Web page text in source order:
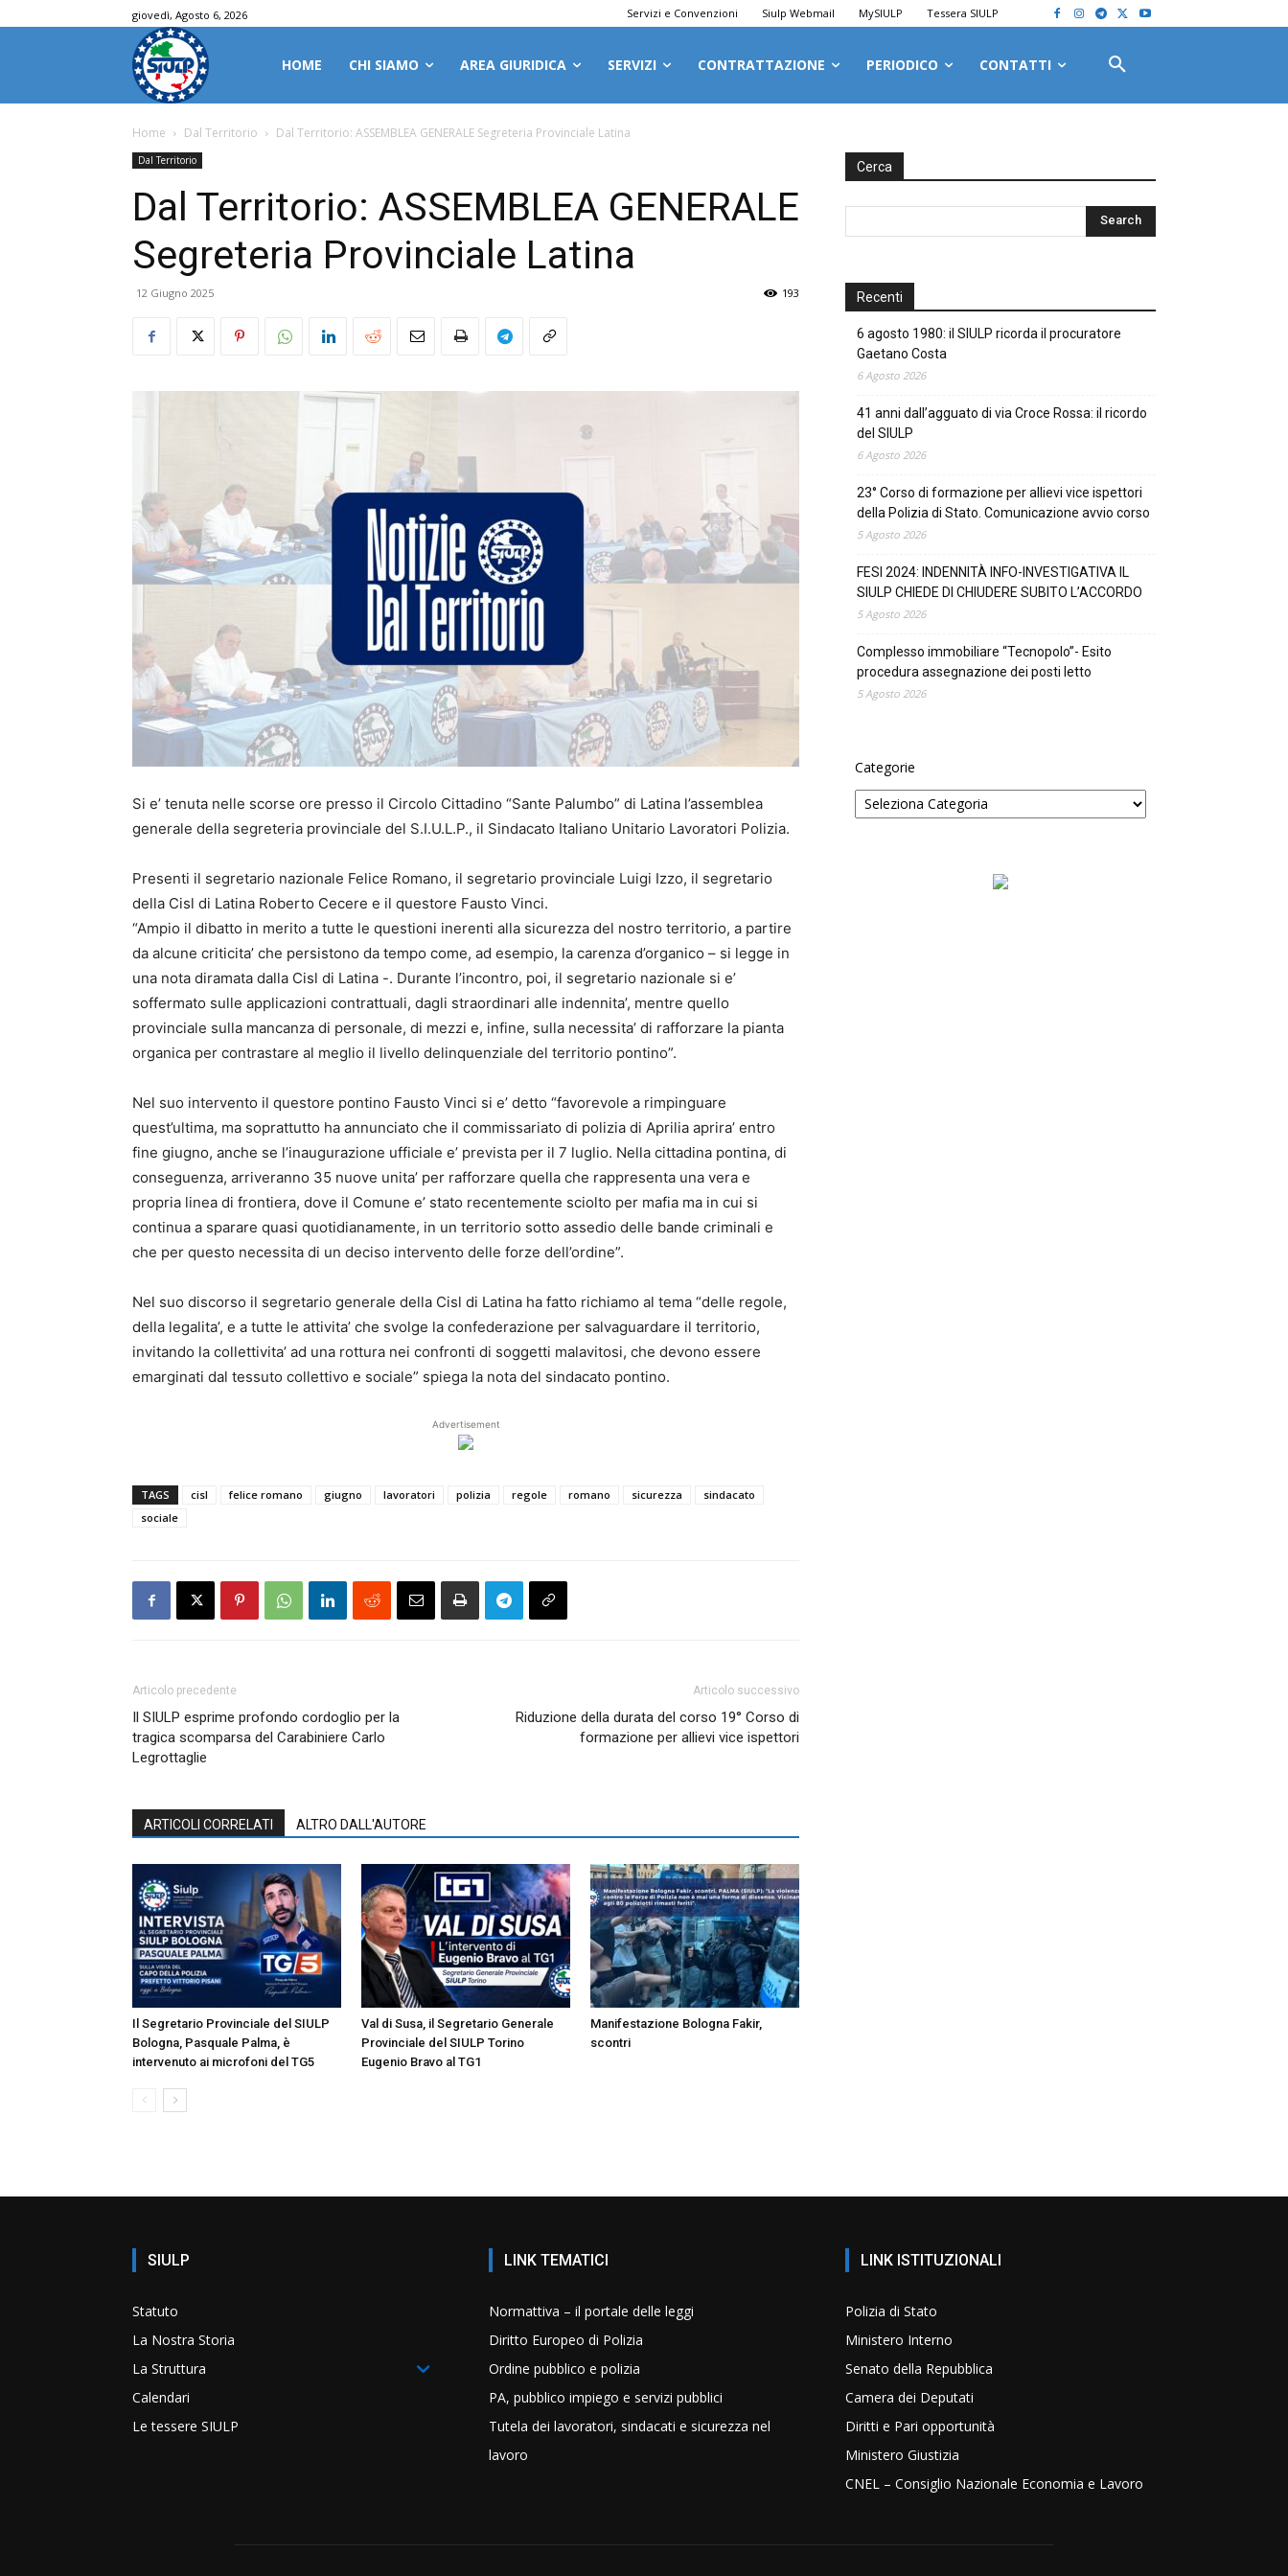
giovedì, Agosto 6, 2026 Servizi e Convenzioni Siulp Webmail MySIULP Tessera SIULP
HOME CHI SIAMO AREA GIURIDICA SERVIZI CONTRATTAZIONE PERIODICO CONTATTI
Home Dal Territorio Dal Territorio: ASSEMBLEA GENERALE Segreteria Provinciale Latina
Dal Territorio
Dal Territorio: ASSEMBLEA GENERALE
Segreteria Provinciale Latina
12 Giugno 2025 193
Si e’ tenuta nelle scorse ore presso il Circolo Cittadino “Sante Palumbo” di Latina l’assemblea
generale della segreteria provinciale del S.I.U.L.P., il Sindacato Italiano Unitario Lavoratori Polizia.
Presenti il segretario nazionale Felice Romano, il segretario provinciale Luigi Izzo, il segretario
della Cisl di Latina Roberto Cecere e il questore Fausto Vinci.
“Ampio il dibatto in merito a tutte le questioni inerenti alla sicurezza del nostro territorio, a partire
da alcune criticita’ che persistono da tempo come, ad esempio, la carenza d’organico – si legge in
una nota diramata dalla Cisl di Latina -. Durante l’incontro, poi, il segretario nazionale si e’
soffermato sulle applicazioni contrattuali, dagli straordinari alle indennita’, mentre quello
provinciale sulla mancanza di personale, di mezzi e, infine, sulla necessita’ di rafforzare la pianta
organica per contrastare al meglio il livello delinquenziale del territorio pontino”.
Nel suo intervento il questore pontino Fausto Vinci si e’ detto “favorevole a rimpinguare
quest’ultima, ma soprattutto ha annunciato che il commissariato di polizia di Aprilia aprira’ entro
fine giugno, anche se l’inaugurazione ufficiale e’ prevista per il 7 luglio. Nella cittadina pontina, di
conseguenza, arriveranno 35 nuove unita’ per rafforzare quella che rappresenta una vera e
propria linea di frontiera, dove il Comune e’ stato recentemente sciolto per mafia ma in cui si
continua a sparare quasi quotidianamente, in un territorio sotto assedio delle bande criminali e
che per questo necessita di un deciso intervento delle forze dell’ordine”.
Nel suo discorso il segretario generale della Cisl di Latina ha fatto richiamo al tema “delle regole,
della legalita’, e a tutte le attivita’ che svolge la confederazione per salvaguardare il territorio,
invitando la collettivita’ ad una rottura nei confronti di soggetti malavitosi, che devono essere
emarginati dal tessuto collettivo e sociale” spiega la nota del sindacato pontino.
Advertisement
TAGS cisl felice romano giugno lavoratori polizia regole romano sicurezza
sindacato
sociale
Articolo precedente
Il SIULP esprime profondo cordoglio per la
tragica scomparsa del Carabiniere Carlo
Legrottaglie
Articolo successivo
Riduzione della durata del corso 19° Corso di
formazione per allievi vice ispettori
ARTICOLI CORRELATI ALTRO DALL'AUTORE
Il Segretario Provinciale del SIULP
Bologna, Pasquale Palma, è
intervenuto ai microfoni del TG5
Val di Susa, il Segretario Generale
Provinciale del SIULP Torino
Eugenio Bravo al TG1
Manifestazione Bologna Fakir,
scontri
Cerca
Recenti
6 agosto 1980: il SIULP ricorda il procuratore
Gaetano Costa
6 Agosto 2026
41 anni dall’agguato di via Croce Rossa: il ricordo
del SIULP
6 Agosto 2026
23° Corso di formazione per allievi vice ispettori
della Polizia di Stato. Comunicazione avvio corso
5 Agosto 2026
FESI 2024: INDENNITÀ INFO-INVESTIGATIVA IL
SIULP CHIEDE DI CHIUDERE SUBITO L’ACCORDO
5 Agosto 2026
Complesso immobiliare “Tecnopolo”- Esito
procedura assegnazione dei posti letto
5 Agosto 2026
Categorie
SIULP
Statuto
La Nostra Storia
La Struttura
Calendari
Le tessere SIULP
LINK TEMATICI
Normattiva – il portale delle leggi
Diritto Europeo di Polizia
Ordine pubblico e polizia
PA, pubblico impiego e servizi pubblici
Tutela dei lavoratori, sindacati e sicurezza nel
lavoro
LINK ISTITUZIONALI
Polizia di Stato
Ministero Interno
Senato della Repubblica
Camera dei Deputati
Diritti e Pari opportunità
Ministero Giustizia
CNEL – Consiglio Nazionale Economia e Lavoro